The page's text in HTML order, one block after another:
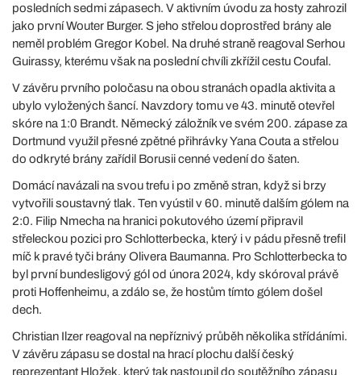
posledních sedmi zápasech. V aktivním úvodu za hosty zahrozil
jako první Wouter Burger. S jeho střelou doprostřed brány ale
neměl problém Gregor Kobel. Na druhé straně reagoval Serhou
Guirassy, kterému však na poslední chvíli zkřížil cestu Coufal.
V závěru prvního poločasu na obou stranách opadla aktivita a
ubylo vyložených šancí. Navzdory tomu ve 43. minutě otevřel
skóre na 1:0 Brandt. Německý záložník ve svém 200. zápase za
Dortmund využil přesné zpětné přihrávky Yana Couta a střelou
do odkryté brány zařídil Borusii cenné vedení do šaten.
Domácí navázali na svou trefu i po změně stran, když si brzy
vytvořili soustavný tlak. Ten vyústil v 60. minutě dalším gólem na
2:0. Filip Nmecha na hranici pokutového území připravil
střeleckou pozici pro Schlotterbecka, který i v pádu přesně trefil
míč k pravé tyči brány Olivera Baumanna. Pro Schlotterbecka to
byl první bundesligový gól od února 2024, kdy skóroval právě
proti Hoffenheimu, a zdálo se, že hostům tímto gólem došel
dech.
Christian Ilzer reagoval na nepříznivý průběh několika střídáními.
V závěru zápasu se dostal na hrací plochu další český
reprezentant Hložek, který tak nastoupil do soutěžního zápasu